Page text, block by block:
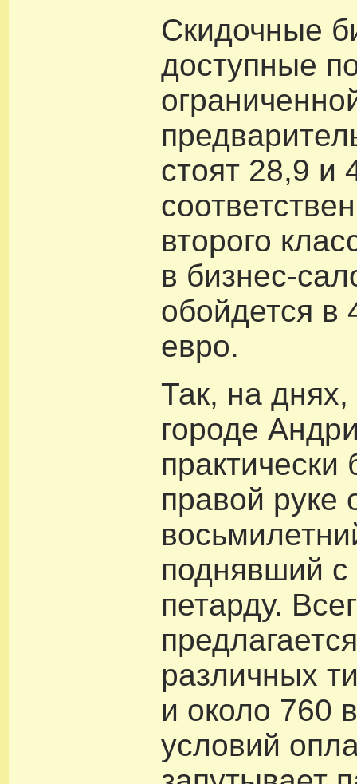
Скидочные
доступные
стоят 28,9 и
второго
в бизнес-
обойдется в
евро.
Так, на
городе
практически
правой руке
поднявший
петарду.
различных
и около 760
условий